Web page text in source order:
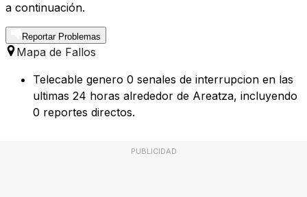
a continuación.
Reportar Problemas
Mapa de Fallos
Telecable genero 0 senales de interrupcion en las
ultimas 24 horas alrededor de Areatza, incluyendo
0 reportes directos.
PUBLICIDAD